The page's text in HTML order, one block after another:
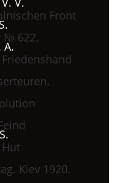
Front
№ 622.
A.
Kiev 1920.